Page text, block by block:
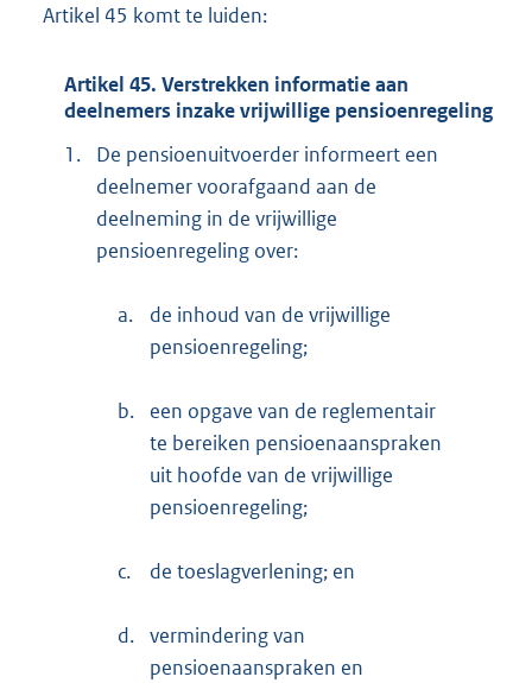
Artikel 45 komt te luiden:
Artikel 45. Verstrekken informatie aan
deelnemers inzake vrijwillige pensioenregeling
1.
De pensioenuitvoerder informeert een
deelnemer voorafgaand aan de
deelneming in de vrijwillige
pensioenregeling over:
a.
de inhoud van de vrijwillige
pensioenregeling;
b.
een opgave van de reglementair
te bereiken pensioenaanspraken
uit hoofde van de vrijwillige
pensioenregeling;
c. de toeslagverlening; en
d. vermindering van
pensioenaanspraken en